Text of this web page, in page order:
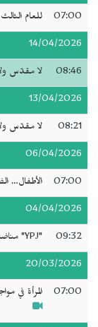
07:00 للعام
14/04/2026
08:46 لا مقدّس
13/04/2026
08:21 لا مقدّس
06/04/2026
07:00 الأطفال…
04/04/2026
09:32 "YPJ" مناضلات ومقاتلات تصنعن الحرية
20/03/2026
07:00 المرأة في